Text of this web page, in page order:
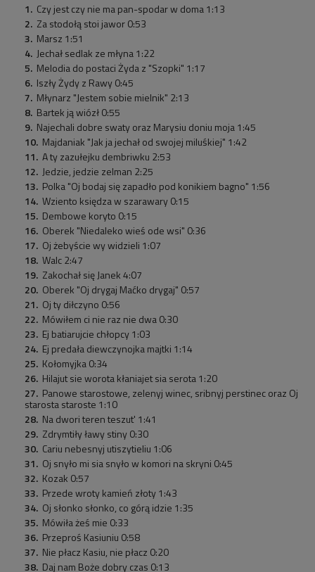
Czy jest czy nie ma pan-spodar w doma 1:13
Za stodołą stoi jawor 0:53
Marsz 1:51
Jechał sedlak ze młyna 1:22
Melodia do postaci Żyda z "Szopki" 1:17
Iszły Żydy z Rawy 0:45
Młynarz "Jestem sobie mielnik" 2:13
Bartek ją wiózł 0:55
Najechali dobre swaty oraz Marysiu doniu moja 1:45
Majdaniak "Jak ja jechał od swojej miluśkiej" 1:42
A ty zazułejku dembriwku 2:53
Jedzie, jedzie zelman 2:25
Polka "Oj bodaj się zapadło pod konikiem bagno" 1:56
Wziento księdza w szarawary 0:15
Dembowe koryto 0:15
Oberek "Niedaleko wieś ode wsi" 0:36
Oj żebyście wy widzieli 1:07
Walc 2:47
Zakochał się Janek 4:07
Oberek "Oj drygaj Maćko drygaj" 0:57
Oj ty diłczyno 0:56
Mówiłem ci nie raz nie dwa 0:30
Ej batiarujcie chłopcy 1:03
Ej predała diewczynojka majtki 1:14
Kołomyjka 0:34
Hilajut sie worota kłaniajet sia serota 1:20
Panowe starostowe, zelenyj winec, sribnyj perstinec oraz Oj
starosta staroste 1:10
Na dwori teren teszut' 1:41
Zdrymtiły ławy stiny 0:30
Cariu nebesnyj utiszytieliu 1:06
Oj snyło mi sia snyło w komori na skryni 0:45
Kozak 0:57
Przede wroty kamień złoty 1:43
Oj słonko słonko, co górą idzie 1:35
Mówiła żeś mie 0:33
Przeproś Kasiuniu 0:58
Nie płacz Kasiu, nie płacz 0:20
Daj nam Boże dobry czas 0:13